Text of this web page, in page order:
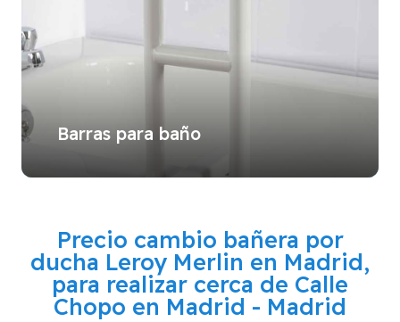
Barras para baño
Precio cambio bañera por
ducha Leroy Merlin en Madrid,
para realizar cerca de Calle
Chopo en Madrid - Madrid